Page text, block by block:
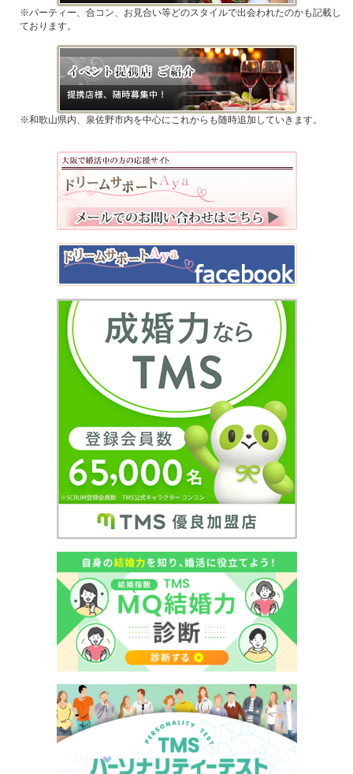
※パーティー、合コン、お見合い等どのスタイルで出会われたのかも記載し
ております。
※和歌山県内、泉佐野市内を中心にこれからも随時追加していきます。